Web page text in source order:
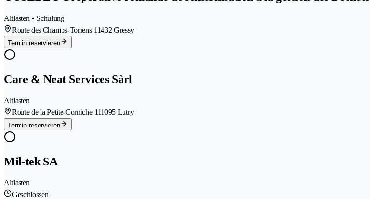
Altlasten • Schulung
Route des Champs-Torrens 11432 Gressy
Termin reservieren
Care & Neat Services Sàrl
Altlasten
Route de la Petite-Corniche 111095 Lutry
Termin reservieren
Mil-tek SA
Altlasten
Geschlossen